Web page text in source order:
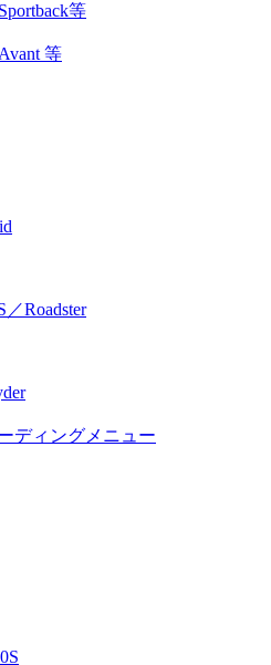
等
等
Roadster
ディングメニュー